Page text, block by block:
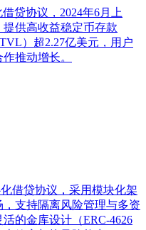
贷协议，2024年6月上
供高收益稳定币存款
）超2.27亿美元，用户
推动增长。
借贷协议，采用模块化架
支持隔离风险管理与多资
的金库设计（ERC-4626